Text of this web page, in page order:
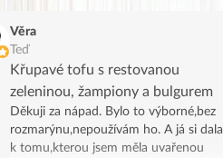
Věra
Teď
Křupavé tofu s restovanou
zeleninou, žampiony a bulgurem
Děkuji za nápad. Bylo to výborné,bez
rozmarýnu,nepoužívám ho. A já si dala
k tomu,kterou jsem měla uvařenou